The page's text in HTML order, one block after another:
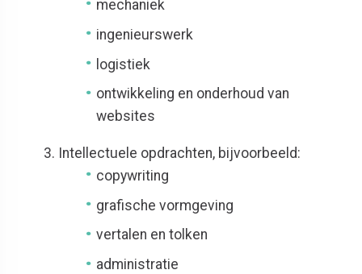
mechaniek
ingenieurswerk
logistiek
ontwikkeling en onderhoud van
websites
Intellectuele opdrachten, bijvoorbeeld:
copywriting
grafische vormgeving
vertalen en tolken
administratie